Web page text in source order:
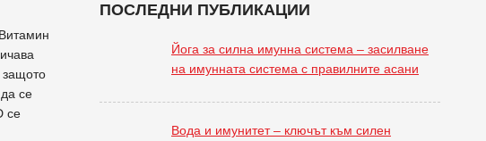
защото
се
се
ПОСЛЕДНИ ПУБЛИКАЦИИ
Йога за силна имунна система – засилване
на имунната система с правилните асани
Вода и имунитет – ключът към силен